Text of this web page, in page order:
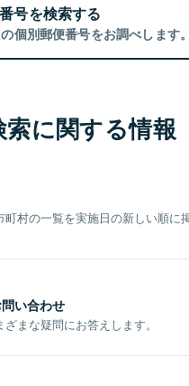
号を検索する
個別郵便番号をお調べします。
に関する情報
村の一覧を実施日の新しい順に
い合わせ
まな疑問にお答えします。